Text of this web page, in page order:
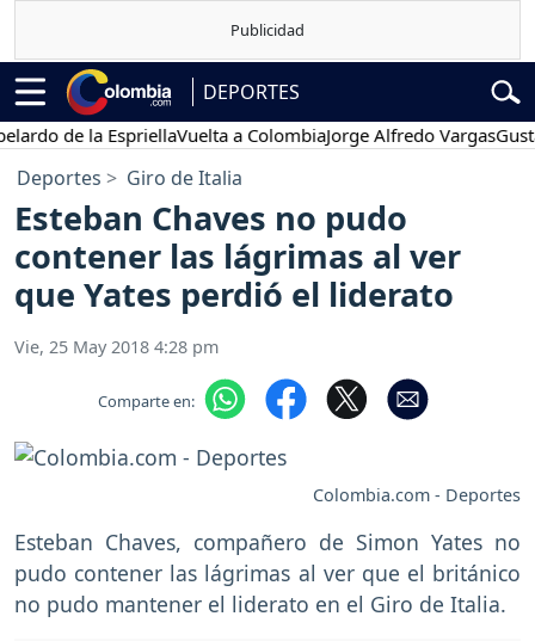
DEPORTES
de la EspriellaVuelta a ColombiaJorge Alfredo VargasGustavo
Deportes Giro de Italia
Esteban Chaves no pudo
contener las lágrimas al ver
que Yates perdió el liderato
Vie, 25 May 2018 4:28 pm
Comparte en:
Colombia.com - Deportes
Esteban Chaves, compañero de Simon Yates no
pudo contener las lágrimas al ver que el británico
no pudo mantener el liderato en el Giro de Italia.